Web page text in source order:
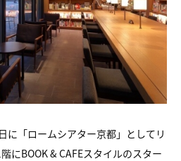
に「ロームシアター京都」としてリ
にBOOK & CAFEスタイルのスター